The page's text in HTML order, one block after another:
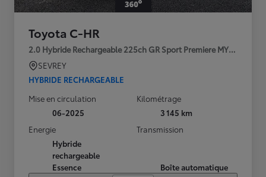
Toyota C-HR
2.0 Hybride Rechargeable 225ch GR Sport Premiere MY25
SEVREY
HYBRIDE RECHARGEABLE
Mise en circulation
06-2025
Kilométrage
3 145 km
Energie
Hybride
rechargeable
Essence
Transmission
Boîte automatique